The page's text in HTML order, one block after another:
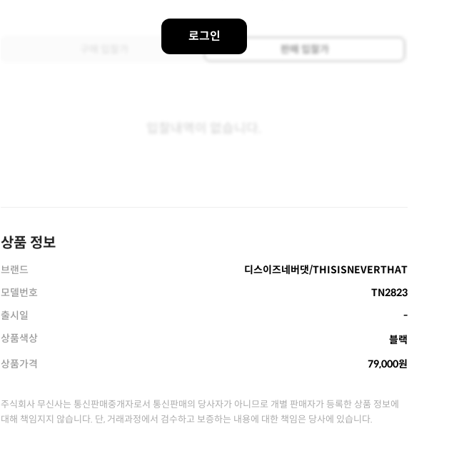
로그인
판매 입찰가
상품 정보
브랜드
디스이즈네버댓/THISISNEVERTHAT
모델번호
TN2823
출시일
-
상품색상
블랙
상품가격
79,000원
주식회사 무신사는 통신판매중개자로서 통신판매의 당사자가 아니므로 개별 판매자가 등록한 상품 정보에
대해 책임지지 않습니다. 단, 거래과정에서 검수하고 보증하는 내용에 대한 책임은 당사에 있습니다.